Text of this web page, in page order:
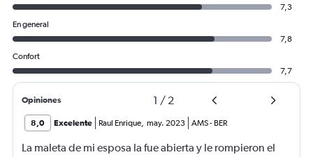
7,3
En general
7,8
Confort
7,7
Opiniones 1 / 2
8,0 Excelente Raul Enrique, may. 2023 AMS- BER
La maleta de mi esposa la fue abierta y le rompieron el